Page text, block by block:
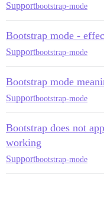
Supportbootstrap-mode
Bootstrap mode -
Supportbootstrap-mode
Bootstrap mode
Supportbootstrap-mode
Bootstrap does not
working
Supportbootstrap-mode